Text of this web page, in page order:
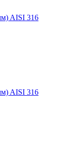
AISI 316
AISI 316